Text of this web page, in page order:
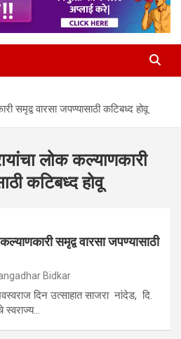
समृद्व वारसा जपण्यासाठी कटिबध्द होवू
लोक कल्याणकारी
कटिबध्द होवू
समृद्व वारसा जपण्यासाठी
Bidkar
दिन उत्साहात साजरा नांदेड, दि.
स्वराज्य…